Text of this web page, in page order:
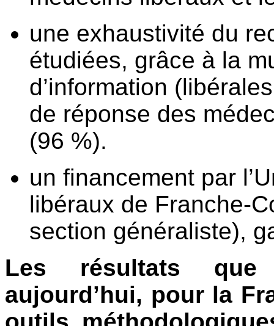
une exhaustivité du
étudiées, grâce à la
d’information
de réponse des
(96 %).
un financement par
libéraux de Franche-
section généraliste),
Les résultats
aujourd’hui, pour la